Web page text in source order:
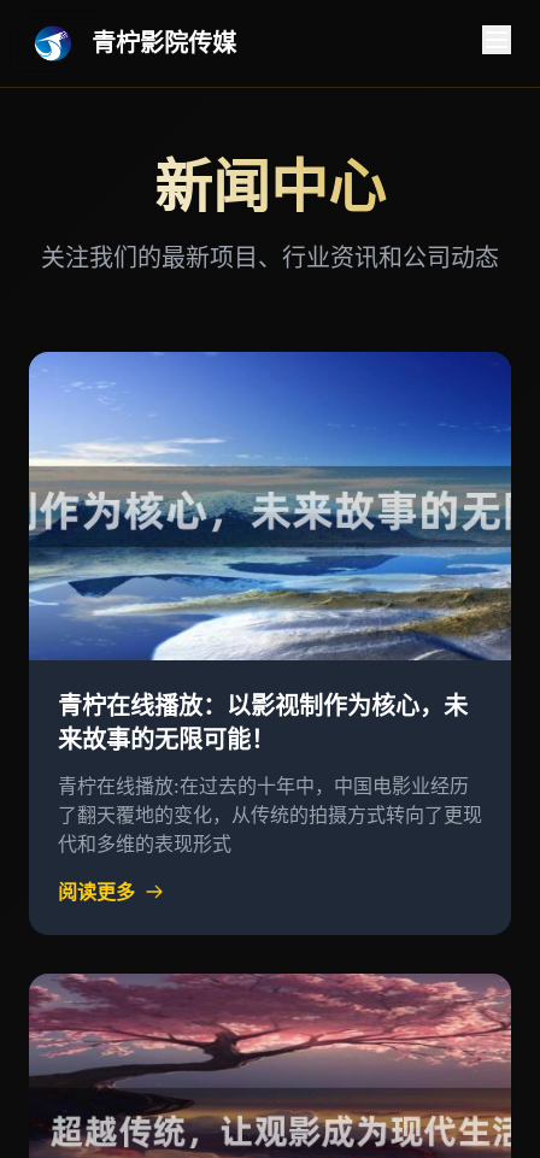
青柠影院传媒
新闻中心
关注我们的最新项目、行业资讯和公司动态
青柠在线播放：以影视制作为核心，未
来故事的无限可能！
青柠在线播放:在过去的十年中，中国电影业经历
了翻天覆地的变化，从传统的拍摄方式转向了更现
代和多维的表现形式
阅读更多